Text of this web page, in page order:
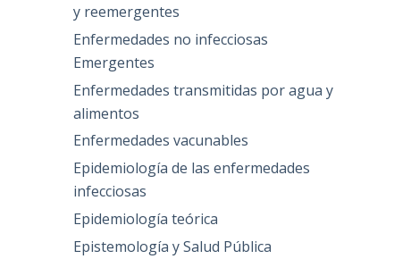
y reemergentes
Enfermedades no infecciosas
Emergentes
Enfermedades transmitidas por agua y
alimentos
Enfermedades vacunables
Epidemiología de las enfermedades
infecciosas
Epidemiología teórica
Epistemología y Salud Pública